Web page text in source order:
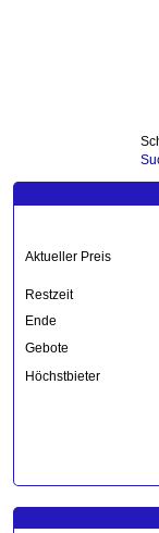
Aktueller Preis
Restzeit
Ende
Gebote
Höchstbieter